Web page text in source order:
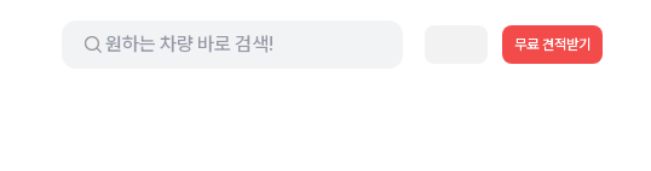
무료 견적받기